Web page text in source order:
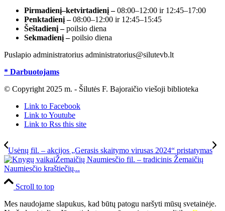
Pirmadienį–ketvirtadienį –08:00–12:00 ir 12:45–17:00
Penktadienį –08:00–12:00 ir 12:45–15:45
Šeštadienį –poilsio diena
Sekmadienį –poilsio diena
Puslapio administratorius administratorius@silutevb.lt
* Darbuotojams
© Copyright 2025 m. - Šilutės F. Bajoraičio viešoji biblioteka
Link to Facebook
Link to Youtube
Link to Rss this site
Usėnų fil. – akcijos „Gerasis skaitymo virusas 2024“ pristatymas
Žemaičių Naumiesčio fil. – tradicinis Žemaičių
Naumiesčio kraštiečių...
Scroll to top
Mes naudojame slapukus, kad būtų patogu naršyti mūsų svetainėje.